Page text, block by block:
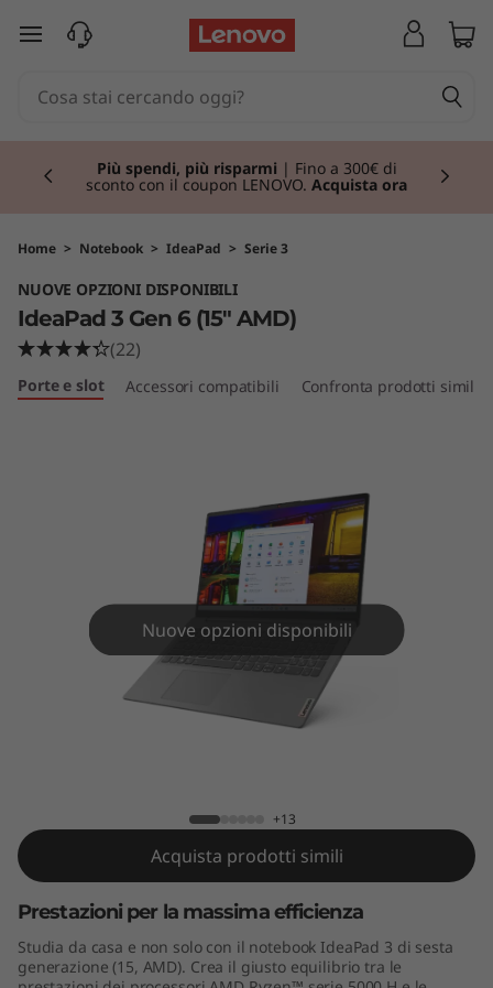
a
d
3
G
M
D
passa a contenuto principale
Più spendi, più risparmi | Fino a 300€ di
sconto con il coupon LENOVO. Acquista ora
Home > Notebook > IdeaPad > Serie 3
NUOVE OPZIONI DISPONIBILI
IdeaPad 3 Gen 6 (15" AMD)
(22)
Porte e slot Accessori compatibili Confronta prodotti simili
Nuove opzioni disponibili
+13
Acquista prodotti simili
Prestazioni per la massima efficienza
Studia da casa e non solo con il notebook IdeaPad 3 di sesta
generazione (15, AMD). Crea il giusto equilibrio tra le